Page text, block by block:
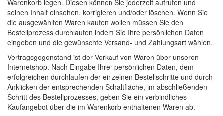
Warenkorb legen. Diesen können Sie jederzeit aufrufen und
seinen Inhalt einsehen, korrigieren und/oder löschen. Wenn Sie
die ausgewählten Waren kaufen wollen müssen Sie den
Bestellprozess durchlaufen indem Sie Ihre persönlichen Daten
eingeben und die gewünschte Versand- und Zahlungsart wählen.
Vertragsgegenstand ist der Verkauf von Waren über unseren
Internetshop. Nach Eingabe Ihrer persönlichen Daten, dem
erfolgreichen durchlaufen der einzelnen Bestellschritte und durch
Anklicken der entsprechenden Schaltfläche, im abschließenden
Schritt des Bestellprozesses, geben Sie ein verbindliches
Kaufangebot über die im Warenkorb enthaltenen Waren ab.